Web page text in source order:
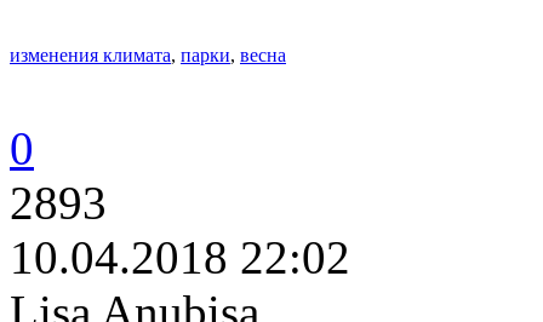
изменения климата, парки, весна
0
2893
10.04.2018 22:02